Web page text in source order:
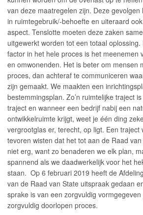
van deze maatregelen zijn. Deze
in ruimtegebruik/-behoefte en uiteraard
aspect. Tenslotte moeten deze zaken
uitgewerkt worden tot een totaal
factor in het hele proces is het meenemen
en omwonenden. Het is beter om mensen
proces, dan achteraf te communiceren
zijn gemaakt. We maakten een
bestemmingsplan. Zo’n ruimtelijke traject
traject en wanneer een bedrijf nabij een
ontwikkelruimte krijgt, weet je één ding
vergrootglas er, terecht, op ligt. Een traject
tevoren wisten dat het tot aan de Raad
niet erg, want zo benaderen we elk plan,
spannend als we daadwerkelijk voor het
staan. Op 6 februari 2019 heeft de
van de Raad van State uitspraak gedaan
sprake is van een zorgvuldig
zorgvuldig doorlopen proces.